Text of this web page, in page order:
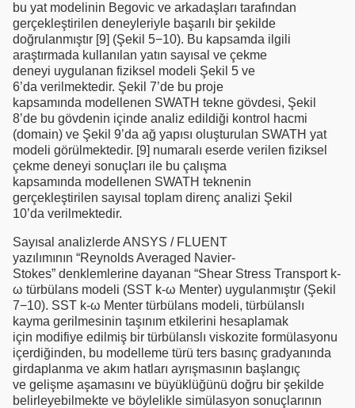
bu yat modelinin Begovic ve arkadaşları tarafından
gerçekleştirilen deneyleriyle başarılı bir şekilde
doğrulanmıştır [9] (Şekil 5−10). Bu kapsamda ilgili
araştırmada kullanılan yatın sayısal ve çekme
deneyi uygulanan fiziksel modeli Şekil 5 ve
6’da verilmektedir. Şekil 7’de bu proje
kapsamında modellenen SWATH tekne gövdesi, Şekil
8’de bu gövdenin içinde analiz edildiği kontrol hacmi
(domain) ve Şekil 9’da ağ yapısı oluşturulan SWATH yat
modeli görülmektedir. [9] numaralı eserde verilen fiziksel
çekme deneyi sonuçları ile bu çalışma
kapsamında modellenen SWATH teknenin
gerçekleştirilen sayısal toplam direnç analizi Şekil
10’da verilmektedir.
Sayısal analizlerde ANSYS / FLUENT
yazılımının “Reynolds Averaged Navier-
Stokes” denklemlerine dayanan “Shear Stress Transport k-
ω türbülans modeli (SST k-ω Menter) uygulanmıştır (Şekil
7−10). SST k-ω Menter türbülans modeli, türbülanslı
kayma gerilmesinin taşınım etkilerini hesaplamak
için modifiye edilmiş bir türbülanslı viskozite formülasyonu
içerdiğinden, bu modelleme türü ters basınç gradyanında
girdaplanma ve akım hatları ayrışmasının başlangıç
ve gelişme aşamasını ve büyüklüğünü doğru bir şekilde
belirleyebilmekte ve böylelikle simülasyon sonuçlarının